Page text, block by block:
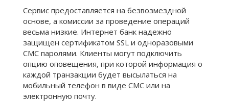
Сервис предоставляется на безвозмездной
основе, а комиссии за проведение операций
весьма низкие. Интернет банк надежно
защищен сертификатом SSL и одноразовыми
СМС паролями. Клиенты могут подключить
опцию оповещения, при которой информация о
каждой транзакции будет высылаться на
мобильный телефон в виде СМС или на
электронную почту.